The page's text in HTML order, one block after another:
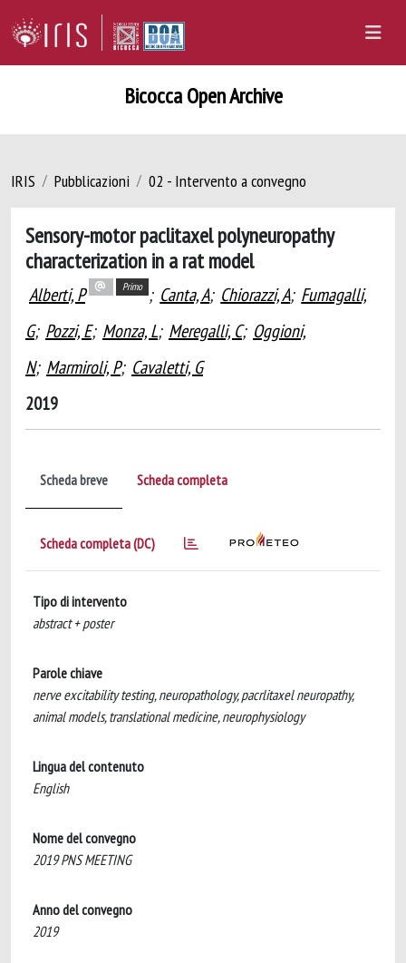
Bicocca Open Archive
IRIS Pubblicazioni 02 - Intervento a convegno
Sensory-motor paclitaxel polyneuropathy
characterization in a rat model
Alberti, P Primo ; Canta, A; Chiorazzi, A; Fumagalli,
G; Pozzi, E; Monza, L; Meregalli, C; Oggioni,
N; Marmiroli, P; Cavaletti, G
2019
Scheda breve Scheda completa
Scheda completa (DC)
Tipo di intervento
abstract + poster
Parole chiave
nerve excitability testing, neuropathology, pacrlitaxel neuropathy,
animal models, translational medicine, neurophysiology
Lingua del contenuto
English
Nome del convegno
2019 PNS MEETING
Anno del convegno
2019